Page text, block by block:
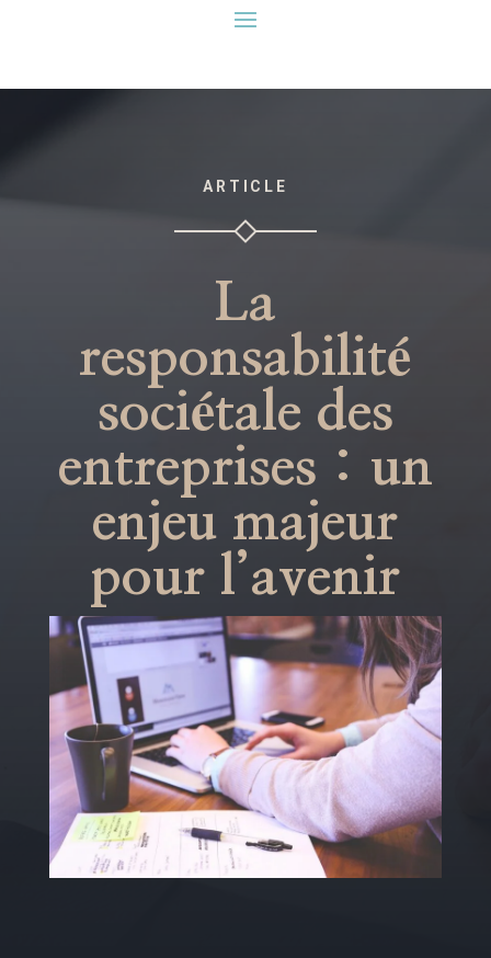
ARTICLE
La
responsabilité
sociétale des
entreprises : un
enjeu majeur
pour l’avenir